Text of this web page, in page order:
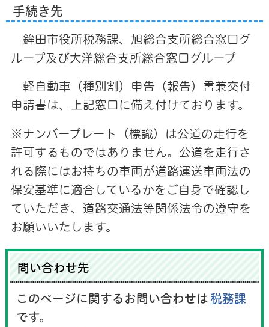
手続き先
鉾田市役所税務課、旭総合支所総合窓口グ
ループ及び大洋総合支所総合窓口グループ
軽自動車（種別割）申告（報告）書兼交付
申請書は、上記窓口に備え付けております。
※ナンバープレート（標識）は公道の走行を
許可するものではありません。公道を走行さ
れる際にはお持ちの車両が道路運送車両法の
保安基準に適合しているかをご自身で確認し
ていただき、道路交通法等関係法令の遵守を
お願いいたします。
問い合わせ先
このページに関するお問い合わせは 税務課
です。